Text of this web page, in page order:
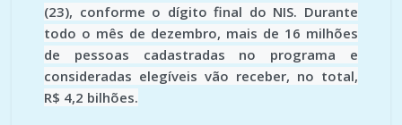
(23), conforme o dígito final do NIS. Durante
todo o mês de dezembro, mais de 16 milhões
de pessoas cadastradas no programa e
consideradas elegíveis vão receber, no total,
R$ 4,2 bilhões.